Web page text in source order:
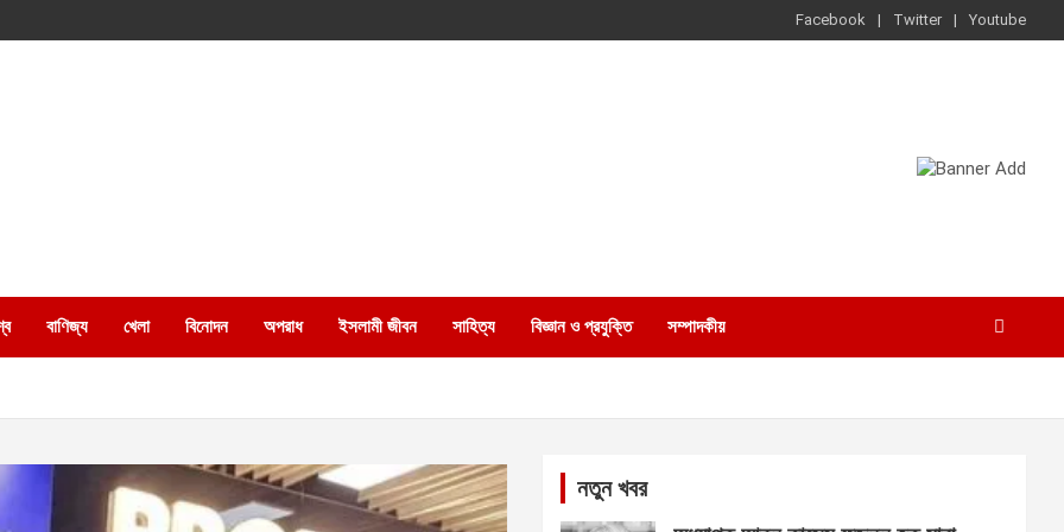
Facebook Twitter Youtube
বাণিজ্য খেলা বিনোদন অপরাধ ইসলামী জীবন সাহিত্য বিজ্ঞান ও প্রযুক্তি সম্পাদকীয়
নতুন খবর